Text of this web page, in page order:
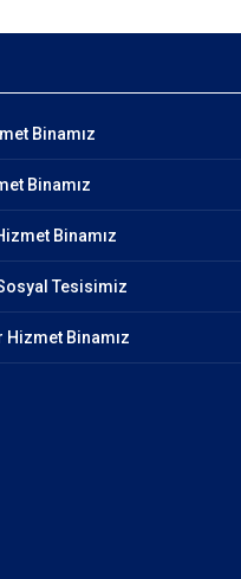
Binamız
Binamız
Binamız
Tesisimiz
Binamız